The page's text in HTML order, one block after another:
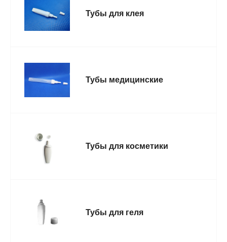
Тубы для клея
Тубы медицинские
Тубы для косметики
Тубы для геля